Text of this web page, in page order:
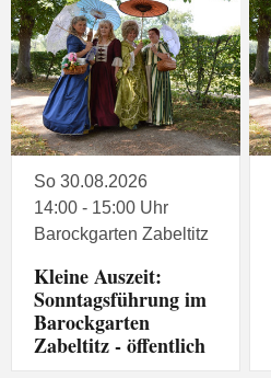
So 30.08.2026
14:00 - 15:00 Uhr
Barockgarten Zabeltitz
Kleine Auszeit:
Sonntagsführung im
Barockgarten
Zabeltitz - öffentlich